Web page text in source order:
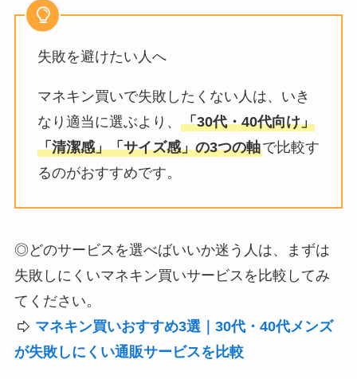
失敗を避けたい人へ
マネキン買いで失敗したくない人は、いき
なり適当に選ぶより、 「30代・40代向け」
「清潔感」「サイズ感」の3つの軸で比較す
るのがおすすめです。
◎どのサービスを選べばいいか迷う人は、まずは
失敗しにくいマネキン買いサービスを比較してみ
てください。
マネキン買いおすすめ3選｜30代・40代メンズ
が失敗しにくい通販サービスを比較